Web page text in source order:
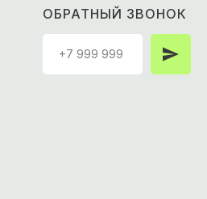
ОБРАТНЫЙ ЗВОНОК